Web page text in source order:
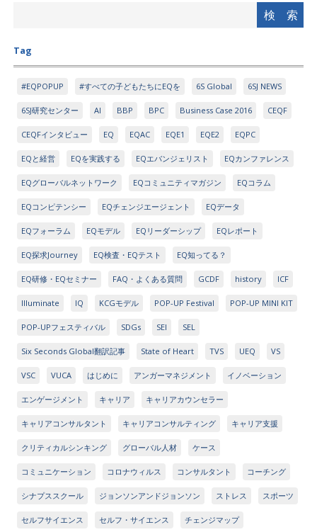
Tag
#EQPOPUP #すべての子どもたちにEQを 6S Global 6SJ NEWS
6SJ研究センター AI BBP BPC Business Case 2016 CEQF
CEQFインタビュー EQ EQAC EQE1 EQE2 EQPC
EQと経営 EQを実践する EQエバンジェリスト EQカンファレンス
EQグローバルネットワーク EQコミュニティマガジン EQコラム
EQコンピテンシー EQチェンジエージェント EQデータ
EQフォーラム EQモデル EQリーダーシップ EQレポート
EQ探求Journey EQ検査・EQテスト EQ知ってる？
EQ研修・EQセミナー FAQ・よくある質問 GCDF history ICF
Illuminate IQ KCGモデル POP-UP Festival POP-UP MINI KIT
POP-UPフェスティバル SDGs SEI SEL
Six Seconds Global翻訳記事 State of Heart TVS UEQ VS
VSC VUCA はじめに アンガーマネジメント イノベーション
エンゲージメント キャリア キャリアカウンセラー
キャリアコンサルタント キャリアコンサルティング キャリア支援
クリティカルシンキング グローバル人材 ケース
コミュニケーション コロナウィルス コンサルタント コーチング
シナプススクール ジョンソンアンドジョンソン ストレス スポーツ
セルフサイエンス セルフ・サイエンス チェンジマップ